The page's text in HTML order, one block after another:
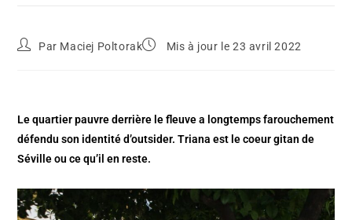
Par Maciej Poltorak Mis à jour le 23 avril 2022
Le quartier pauvre derrière le fleuve a longtemps farouchement
défendu son identité d’outsider. Triana est le coeur gitan de
Séville ou ce qu’il en reste.